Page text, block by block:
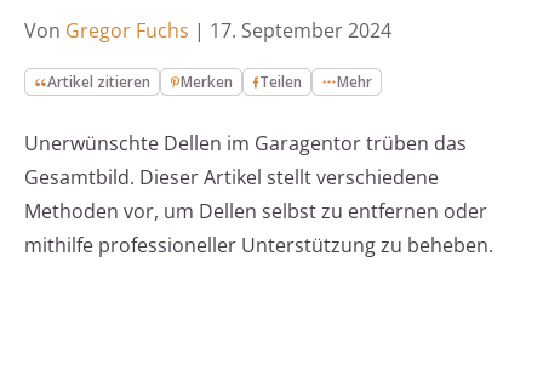
Von Gregor Fuchs | 17. September 2024
Artikel zitieren Merken Teilen Mehr
Unerwünschte Dellen im Garagentor trüben das
Gesamtbild. Dieser Artikel stellt verschiedene
Methoden vor, um Dellen selbst zu entfernen oder
mithilfe professioneller Unterstützung zu beheben.